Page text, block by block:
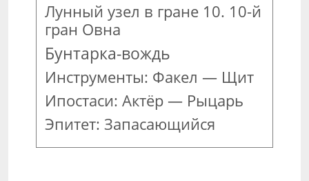
Лунный узел в гране 10. 10-й
гран Овна
Бунтарка-вождь
Инструменты: Факел — Щит
Ипостаси: Актёр — Рыцарь
Эпитет: Запасающийся